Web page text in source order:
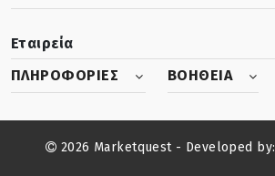
Εταιρεία
ΠΛΗΡΟΦΟΡΙΕΣ
ΒΟΗΘΕΙΑ
2026 Marketquest - Developed by: